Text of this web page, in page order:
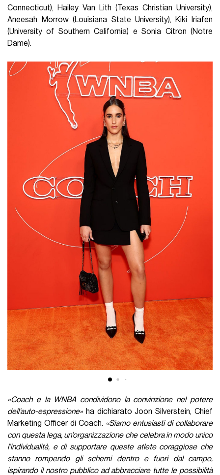
Connecticut), Hailey Van Lith (Texas Christian University),
Aneesah Morrow (Louisiana State University), Kiki Iriafen
(University of Southern California) e Sonia Citron (Notre
Dame).
«Coach e la WNBA condividono la convinzione nel potere
dell’auto-espressione»ha dichiarato Joon Silverstein, Chief
Marketing Officer di Coach. «Siamo entusiasti di collaborare
con questa lega, un’organizzazione che celebra in modo unico
l’individualità, e di supportare queste atlete coraggiose che
stanno rompendo gli schemi dentro e fuori dal campo,
ispirando il nostro pubblico ad abbracciare tutte le possibilità